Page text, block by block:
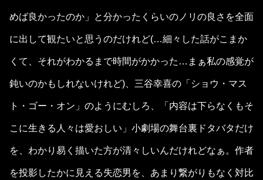
めば良かったのか」と分かったくらいのノリの良さを全面
に出して観たいと思うのだけれど(…細々した話がこまか
くて、それがわかるまで時間がかかった…まぁ私の感覚が
鈍いのかもしれないけれど)、三谷幸喜の「ショウ・マス
ト・ゴー・オン」のようにむしろ、「内容は下らなくもそ
こに生きる人々は愛おしい」小劇場の舞台裏ドタバタだけ
を、わかり易く描いた方が清々しいんだけれどなぁ。作者
を投影したかに見える失恋男を、あまり繋がりもなく対比